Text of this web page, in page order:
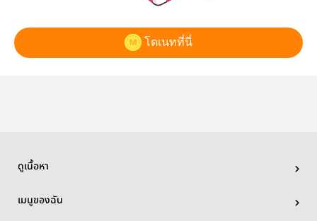
โดเนทที่นี่
ดูเนื้อหา
เมนูของฉัน